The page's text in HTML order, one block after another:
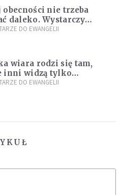
obecności nie trzeba
daleko. Wystarczy
się słuchać
DO EWANGELII
wiara rodzi się tam,
inni widzą tylko
DO EWANGELII